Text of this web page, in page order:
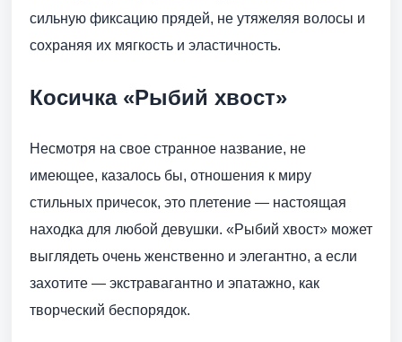
сильную фиксацию прядей, не утяжеляя волосы и
сохраняя их мягкость и эластичность.
Косичка «Рыбий хвост»
Несмотря на свое странное название, не
имеющее, казалось бы, отношения к миру
стильных причесок, это плетение — настоящая
находка для любой девушки. «Рыбий хвост» может
выглядеть очень женственно и элегантно, а если
захотите — экстравагантно и эпатажно, как
творческий беспорядок.